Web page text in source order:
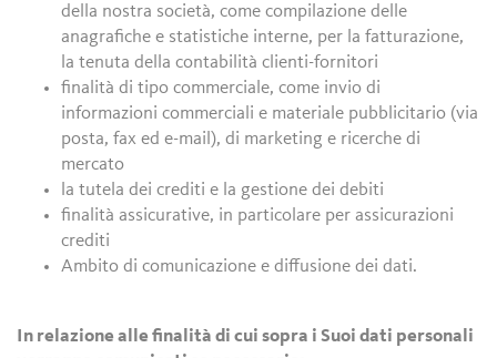
della nostra società, come compilazione delle
anagrafiche e statistiche interne, per la fatturazione,
la tenuta della contabilità clienti-fornitori
finalità di tipo commerciale, come invio di
informazioni commerciali e materiale pubblicitario (via
posta, fax ed e-mail), di marketing e ricerche di
mercato
la tutela dei crediti e la gestione dei debiti
finalità assicurative, in particolare per assicurazioni
crediti
Ambito di comunicazione e diffusione dei dati.
In relazione alle finalità di cui sopra i Suoi dati personali